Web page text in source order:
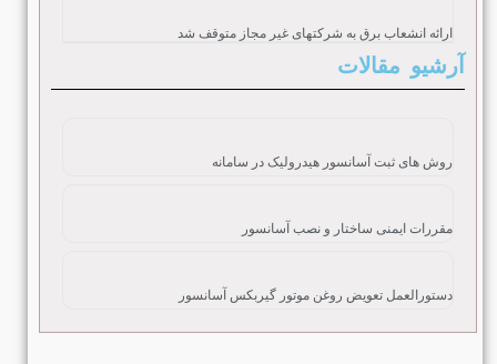
ارائه انشعاب برق به شرکتهای غیر مجاز متوقف شد
آرشیو مقالات
روش های ثبت آسانسور هیدرولیک در سامانه
مقررات ایمنی ساختار و نصب آسانسور
دستورالعمل تعویض روغن موتور گیربکس آسانسور